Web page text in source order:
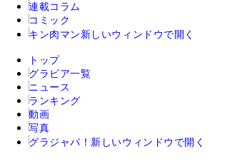
連載コラム
コミック
キン肉マン 新しいウィンドウで開く
トップ
グラビア一覧
ニュース
ランキング
動画
写真
グラジャパ！ 新しいウィンドウで開く